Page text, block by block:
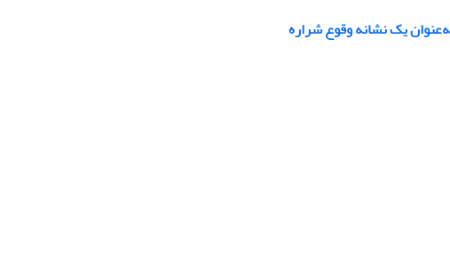
یک نشانه وقوع شراره